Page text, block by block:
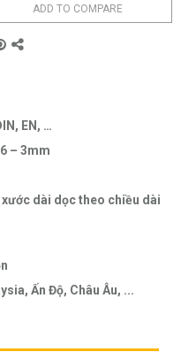
ADD TO COMPARE
EN, …
– 3mm
dài dọc theo chiều dài
Ấn Độ, Châu Âu, ...